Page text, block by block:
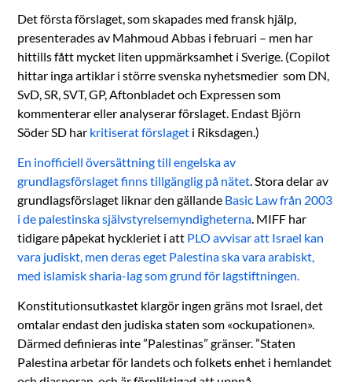
Det första förslaget, som skapades med fransk hjälp,
presenterades av Mahmoud Abbas i februari – men har
hittills fått mycket liten uppmärksamhet i Sverige. (Copilot
hittar inga artiklar i större svenska nyhetsmedier som DN,
SvD, SR, SVT, GP, Aftonbladet och Expressen som
kommenterar eller analyserar förslaget. Endast Björn
Söder SD har kritiserat förslaget i Riksdagen.)
En inofficiell översättning till engelska av
grundlagsförslaget finns tillgänglig på nätet. Stora delar av
grundlagsförslaget liknar den gällande Basic Law från 2003
i de palestinska självstyrelsemyndigheterna. MIFF har
tidigare påpekat hyckleriet i att PLO avvisar att Israel kan
vara judiskt, men deras eget Palestina ska vara arabiskt,
med islamisk sharia-lag som grund för lagstiftningen.
Konstitutionsutkastet klargör ingen gräns mot Israel, det
omtalar endast den judiska staten som «ockupationen».
Därmed definieras inte ”Palestinas” gränser. ”Staten
Palestina arbetar för landets och folkets enhet i hemlandet